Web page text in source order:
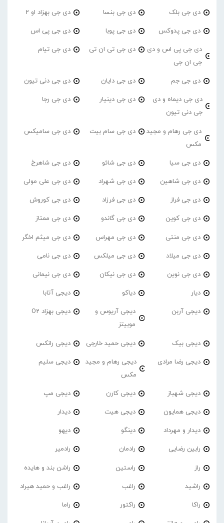
دی جی بلک دی جی بنسا دی جی بهزاد او 2
دی جی پدوکس دی جی پوبا دی جی پی اس
دی جی پی اس و دی
جی ان جی
دی جی تی ان تی دی جی تیام
دی جی جم دی جی دایان دی جی دنی تیون
دی جی دیماه و دی
جی دنی تیون
دی جی دینیار دی جی رجا
دی جی رهام و مجید
مکس
دی جی سام بیت دی جی سامیکس
دی جی سیا دی جی شائو دی جی شاهرخ
دی جی شاهین دی جی شهراد دی جی علی مولی
دی جی فراز دی جی فرزاد دی جی کوروش
دی جی کوین دی جی گاندو دی جی ممتاز
دی جی منتی دی جی مهراس دی جی میثم اخگر
دی جی میلاد دی جی میلکس دی جی نامی
دی جی نوین دی جی نیکان دی جی نیمانی
دیار دیاکو دیجی آتابا
دیجی آربن
دیجی آریوس و
موبیتز
دیجی بهزاد O2
دیجی بیک دیجی حمید خارجی دیجی رانکس
دیجی رضا مرادی
دیجی رهام و مجید
مکس
دیجی سلیم
دیجی شهباز دیجی کارن دیجی مپ
دیجی همایون دیجی هیت دیدار
دیدار و مهرداد دینگو دیهو
رابین رضایی رادمان رادمیر
راز راستین راشن بند و هایده
راشید راغب راغب و حمید هیراد
راکا راکتور راما